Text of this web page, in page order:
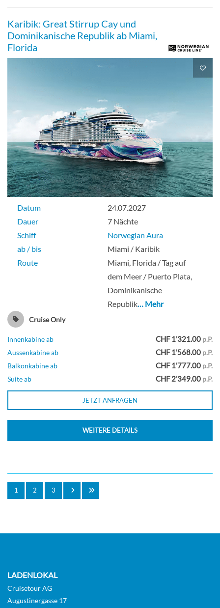
Karibik: Great Stirrup Cay und
Dominikanische Republik ab Miami,
Florida
Datum
24.07.2027
Dauer
7 Nächte
Schiff
Norwegian Aura
ab / bis
Miami / Karibik
Route
Miami, Florida / Tag auf
dem Meer / Puerto Plata,
Dominikanische
Republik… Mehr
Cruise Only
Innenkabine ab CHF 1'321.00 p.P.
Aussenkabine ab
CHF 1'568.00 p.P.
Balkonkabine ab
CHF 1'777.00 p.P.
Suite ab
CHF 2'349.00 p.P.
JETZT ANFRAGEN
WEITERE DETAILS
1 2 3
LADENLOKAL
Cruisetour AG
Augustinergasse 17